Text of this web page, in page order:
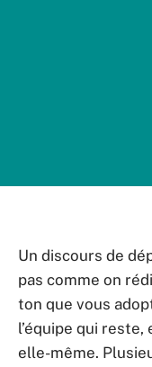
Un discours de
pas comme on
ton que vous
l’équipe qui
elle-même.